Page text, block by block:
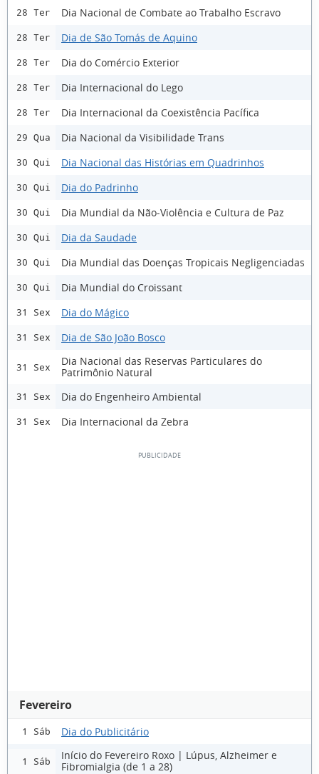
28 Ter Dia Nacional de Combate ao Trabalho Escravo
28 Ter Dia de São Tomás de Aquino
28 Ter Dia do Comércio Exterior
28 Ter Dia Internacional do Lego
28 Ter Dia Internacional da Coexistência Pacífica
29 Qua Dia Nacional da Visibilidade Trans
30 Qui Dia Nacional das Histórias em Quadrinhos
30 Qui Dia do Padrinho
30 Qui Dia Mundial da Não-Violência e Cultura de Paz
30 Qui Dia da Saudade
30 Qui Dia Mundial das Doenças Tropicais Negligenciadas
30 Qui Dia Mundial do Croissant
31 Sex Dia do Mágico
31 Sex Dia de São João Bosco
31 Sex
Dia Nacional das Reservas Particulares do
Patrimônio Natural
31 Sex Dia do Engenheiro Ambiental
31 Sex Dia Internacional da Zebra
Fevereiro
1 Sáb Dia do Publicitário
1 Sáb
Início do Fevereiro Roxo | Lúpus, Alzheimer e
Fibromialgia (de 1 a 28)